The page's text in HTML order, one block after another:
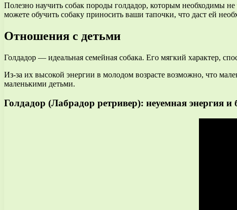
Полезно научить собак породы голдадор, которым необходимы
можете обучить собаку приносить ваши тапочки, что даст ей
Отношения с детьми
Голдадор — идеальная семейная собака. Его мягкий характер,
Из-за их высокой энергии в молодом возрасте возможно, что
маленькими детьми.
Голдадор (Лабрадор ретривер): неуемная энергия и